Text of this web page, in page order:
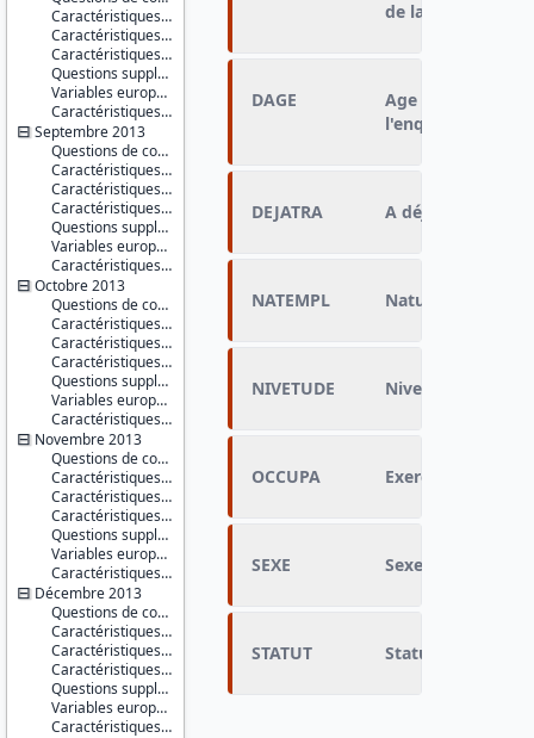
Caractéristiques du répondant
Caractéristiques du conjoint
Caractéristiques du ménage
Questions supplémentaires
Variables européennes
Caractéristiques d'enquête
Septembre 2013
Questions de conjoncture
Caractéristiques du répondant
Caractéristiques du conjoint
Caractéristiques du ménage
Questions supplémentaires
Variables européennes
Caractéristiques d'enquête
Octobre 2013
Questions de conjoncture
Caractéristiques du répondant
Caractéristiques du conjoint
Caractéristiques du ménage
Questions supplémentaires : difficultés de paiement concernant le logement
Variables européennes
Caractéristiques d'enquête
Novembre 2013
Questions de conjoncture
Caractéristiques du répondant
Caractéristiques du conjoint
Caractéristiques du ménage
Questions supplémentaires : opinions et pratiques environnementales
Variables européennes
Caractéristiques d'enquête
Décembre 2013
Questions de conjoncture
Caractéristiques du répondant
Caractéristiques du conjoint
Caractéristiques du ménage
Questions supplémentaires
Variables européennes
Caractéristiques d'enquête
de la ligne
DAGE
Age du titulaire
l'enquête
DEJATRA A déjà travaillé
NATEMPL Nature de
NIVETUDE Niveau d'études
OCCUPA Exercice d'une
SEXE Sexe du
STATUT Statut